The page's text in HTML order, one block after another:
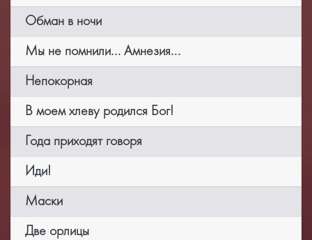
Обман в ночи
Мы не помнили... Амнезия...
Непокорная
В моем хлеву родился Бог!
Года приходят говоря
Иди!
Маски
Две орлицы